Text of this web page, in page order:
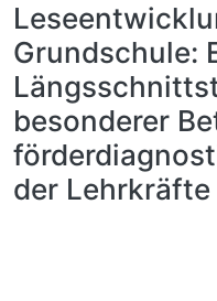
Grundschule:
besonderer
der Lehrkräfte